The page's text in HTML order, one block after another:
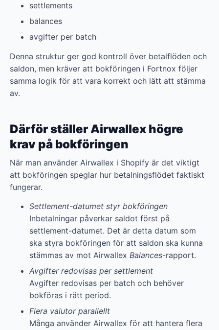
settlements
balances
avgifter per batch
Denna struktur ger god kontroll över betalflöden och
saldon, men kräver att bokföringen i Fortnox följer
samma logik för att vara korrekt och lätt att stämma
av.
Därför ställer Airwallex högre
krav på bokföringen
När man använder Airwallex i Shopify är det viktigt
att bokföringen speglar hur betalningsflödet faktiskt
fungerar.
Settlement-datumet styr bokföringen
Inbetalningar påverkar saldot först på
settlement-datumet. Det är detta datum som
ska styra bokföringen för att saldon ska kunna
stämmas av mot Airwallex Balances-rapport.
Avgifter redovisas per settlement
Avgifter redovisas per batch och behöver
bokföras i rätt period.
Flera valutor parallellt
Många använder Airwallex för att hantera flera